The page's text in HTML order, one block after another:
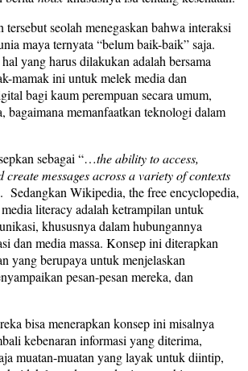
tersebut seolah menegaskan bahwa interaksi
maya ternyata “belum baik-baik” saja.
yang harus dilakukan adalah bersama
mamak ini untuk melek media dan
bagi kaum perempuan secara umum,
bagaimana memanfaatkan teknologi dalam
sebagai “…the ability to access,
create messages across a variety of contexts
Sedangkan Wikipedia, the free encyclopedia,
literacy adalah ketrampilan untuk
khususnya dalam hubungannya
dan media massa. Konsep ini diterapkan
yang berupaya untuk menjelaskan
pesan-pesan mereka, dan
bisa menerapkan konsep ini misalnya
kebenaran informasi yang diterima,
muatan-muatan yang layak untuk diintip,